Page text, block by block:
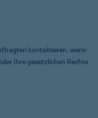
kontaktieren, wenn
Ihre gesetzlichen Rechte